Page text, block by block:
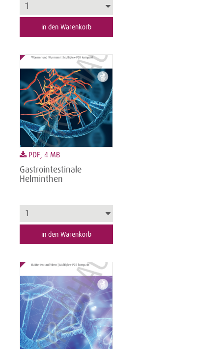
in den Warenkorb
PDF, 4 MB
Gastrointestinale
Helminthen
in den Warenkorb